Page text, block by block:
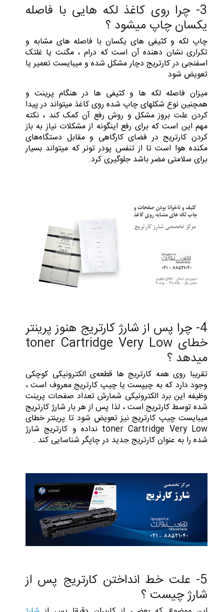
3- چرا روی کاغذ لکه هایی با فاصله
یکسان چاپ میشود ؟
چاپ لکه و کثیفی های یکسان با فاصله های مشابه و
تکراری نشان دهنده آن است که درام ، مگنت یا غلتک
اسفنجی در کارتریج دچار مشکل شده و میبایست تعمیر یا
تعویض شود
میزان فاصله لکه ها و کثیفی ها در هنگام پرینت و
همچنین نوع شکلهای چاپ شده روی کاغذ میتواند در پیدا
کردن علت بروز مشکل و روش رفع آن کمک کند ، نکته
مهم این است که برای رفع اینگونه از مشکلات نیاز به باز
کردن کارتریج در فضای کارگاهی و مقابل دستگاه‌های
مکنده هوا است تا از تنفس پودر تونر که میتواند بسیار
برای سلامتی مضر باشد جلوگیری کرد.
4- چرا پس از شارژ کارتریج هنوز پرینتر
خطای toner Cartridge Very Low
میدهد ؟
تقریبا روی همه کارتریج ها قطعه‌ی الکترونیکی کوچکی
وجود دارد که به چیپست یا چیپ کارتریج معروف است ،
وظیفه این برد الکترونیکی شمارش تعداد صفحات پرینت
شده توسط کارتریج است ، لذا پس از هر بار شارژ کارتریج
میبایست چیپ کارتریج نیز تعویض شود تا پرینتر خطای
toner Cartridge Very Low نداده و کارتریج شارژ
شده را به عنوان کارتریج جدید در چاپگر شناسایی کند .
5- علت خط انداختن کارتریج پس از
شارژ چیست ؟